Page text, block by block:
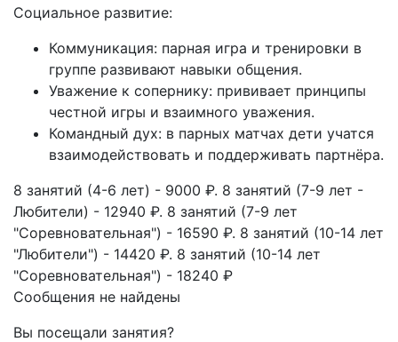
Социальное развитие:
Коммуникация: парная игра и тренировки в
группе развивают навыки общения.
Уважение к сопернику: прививает принципы
честной игры и взаимного уважения.
Командный дух: в парных матчах дети учатся
взаимодействовать и поддерживать партнёра.
8 занятий (4-6 лет) - 9000 ₽. 8 занятий​ (7-9 лет -
Любители) - 12940 ₽. 8 занятий (​7-9 лет
"Соревновательная") - 16590 ₽. 8 занятий (​10-14 лет
"Любители") - 14420 ₽. 8 занятий (​10-14 лет
"Соревновательная") - 18240 ₽
Сообщения не найдены
Вы посещали занятия?